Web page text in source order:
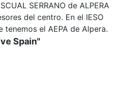
SERRANO de ALPERA
del centro. En el IESO
tenemos el AEPA de Alpera.
Spain"